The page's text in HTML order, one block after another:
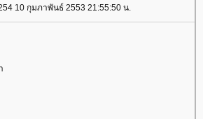
10 กุมภาพันธ์ 2553 21:55:50 น.